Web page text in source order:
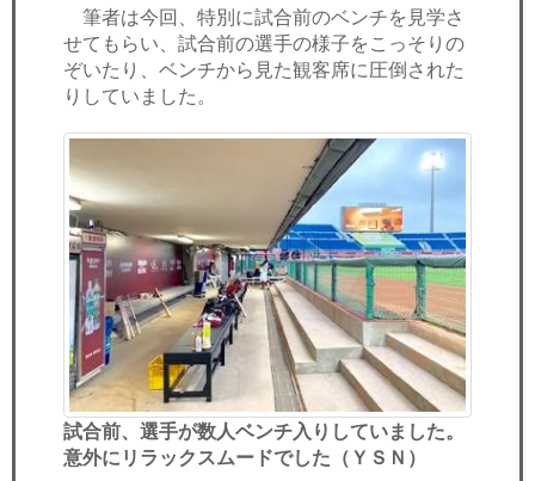
筆者は今回、特別に試合前のベンチを見学さ
せてもらい、試合前の選手の様子をこっそりの
ぞいたり、ベンチから見た観客席に圧倒された
りしていました。
試合前、選手が数人ベンチ入りしていました。
意外にリラックスムードでした（ＹＳＮ）